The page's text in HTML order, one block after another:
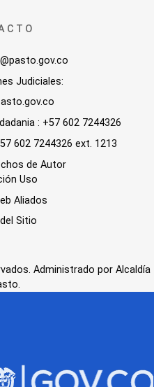
Judiciales:
: +57 602 7244326
602 7244326 ext. 1213
de Autor
Uso
Aliados
Sitio
Administrado por Alcaldía